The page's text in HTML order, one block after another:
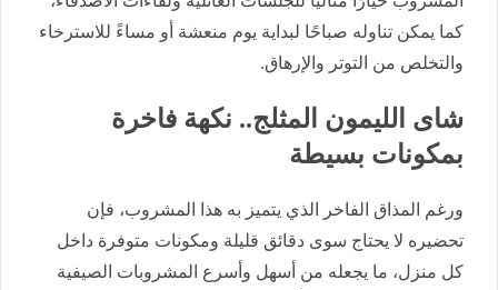
كما يمكن تناوله صباحًا لبداية يوم منعشة أو مساءً للاسترخاء
والتخلص من التوتر والإرهاق.
شاى الليمون المثلج.. نكهة فاخرة
بمكونات بسيطة
ورغم المذاق الفاخر الذي يتميز به هذا المشروب، فإن
تحضيره لا يحتاج سوى دقائق قليلة ومكونات متوفرة داخل
كل منزل، ما يجعله من أسهل وأسرع المشروبات الصيفية